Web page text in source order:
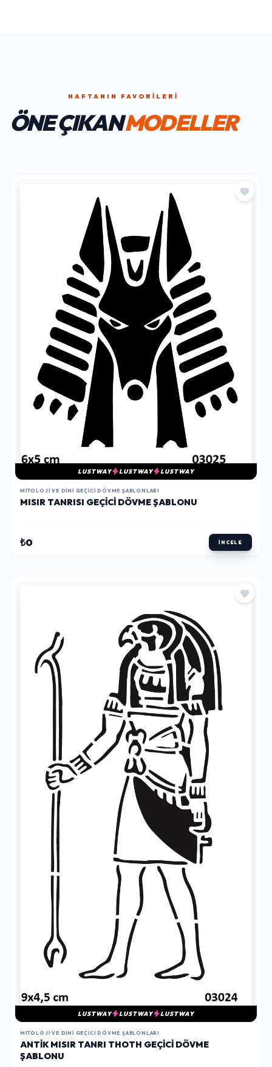
HAFTANIN FAVORILERI
ÖNE ÇIKANMODELLER
LUSTWAY LUSTWAY LUSTWAY
MITOLOJI VE DINI GEÇICI DÖVME ŞABLONLARI
MISIR TANRISI GEÇICI DÖVME ŞABLONU
₺0 İNCELE
LUSTWAY LUSTWAY LUSTWAY
MITOLOJI VE DINI GEÇICI DÖVME ŞABLONLARI
ANTIK MISIR TANRI THOTH GEÇICI DÖVME
ŞABLONU